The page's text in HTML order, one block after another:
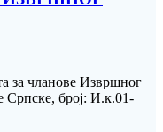
за чланове Извршног
Српске, број: И.к.01-